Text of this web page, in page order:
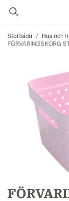
Startsida / Hus och
FÖRVARINGSKORG